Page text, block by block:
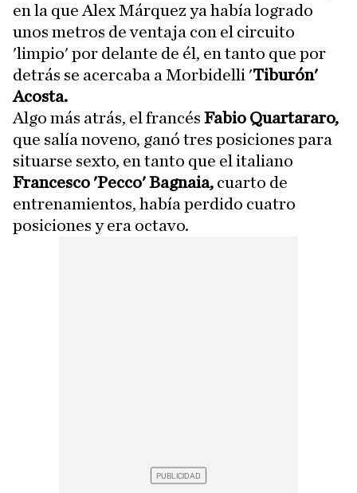
en la que Alex Márquez ya había logrado
unos metros de ventaja con el circuito
'limpio' por delante de él, en tanto que por
detrás se acercaba a Morbidelli 'Tiburón'
Acosta.
Algo más atrás, el francés Fabio Quartararo,
que salía noveno, ganó tres posiciones para
situarse sexto, en tanto que el italiano
Francesco 'Pecco' Bagnaia, cuarto de
entrenamientos, había perdido cuatro
posiciones y era octavo.